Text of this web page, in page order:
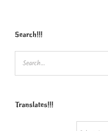
Search!!!
Search
Translates!!!